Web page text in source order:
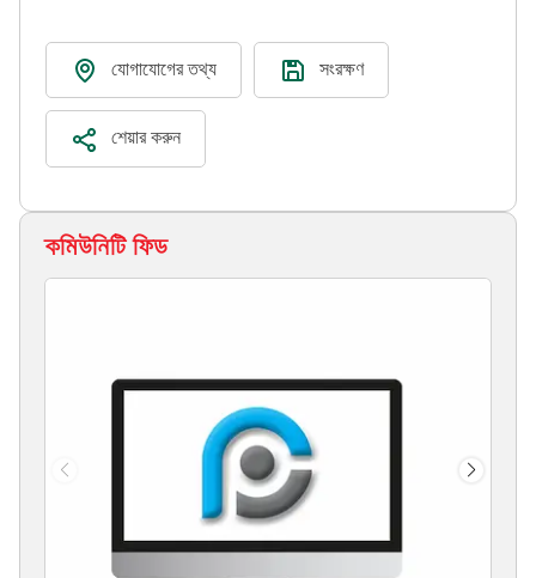
যোগাযোগের তথ্য সংরক্ষণ
শেয়ার করুন
কমিউনিটি ফিড